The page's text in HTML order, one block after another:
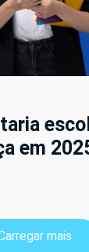
em
mais